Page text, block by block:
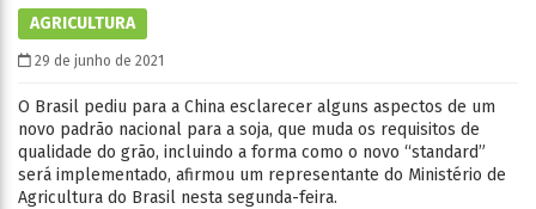
AGRICULTURA
29 de junho de 2021
O Brasil pediu para a China esclarecer alguns aspectos de um
novo padrão nacional para a soja, que muda os requisitos de
qualidade do grão, incluindo a forma como o novo “standard”
será implementado, afirmou um representante do Ministério de
Agricultura do Brasil nesta segunda-feira.